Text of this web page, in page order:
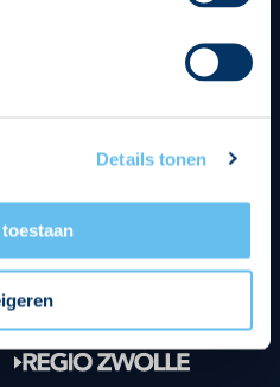
Details tonen